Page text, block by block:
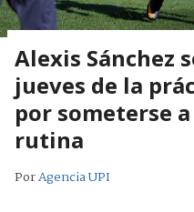
Alexis Sánchez
jueves de la
por someterse
rutina
PorAgencia UPI